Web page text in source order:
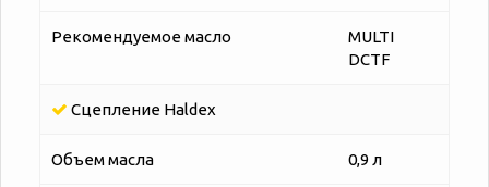
Рекомендуемое масло
MULTI
DCTF
Сцепление Наldex
Объем масла 0,9 л